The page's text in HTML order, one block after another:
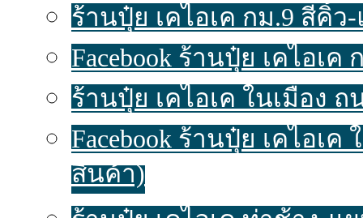
ร้านปุ๋ย เคไอเค กม.9 สีคิ้ว
Facebook ร้านปุ๋ย เคไอเ
ร้านปุ๋ย เคไอเค ในเมือง
Facebook ร้านปุ๋ย เคไอเ
สินค้า)